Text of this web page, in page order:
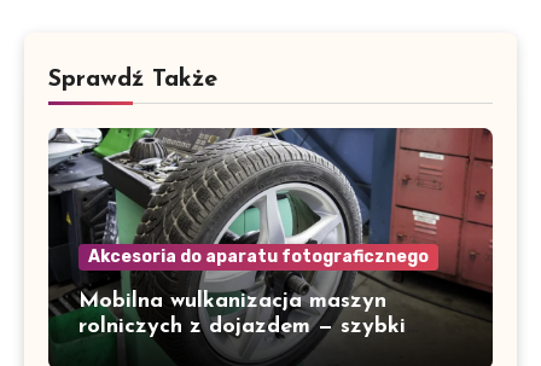
Sprawdź Także
Akcesoria do aparatu fotograficznego
Mobilna wulkanizacja maszyn
rolniczych z dojazdem — szybki
serwis w Gorzowie i okolicach